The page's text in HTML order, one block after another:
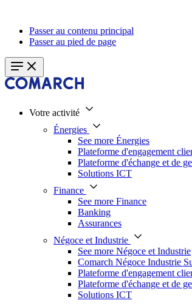
Passer au contenu principal
Passer au pied de page
Votre activité
Énergies
See more Énergies
Plateforme d'engagement
Plateforme d'échange et de
Solutions ICT
Finance
See more Finance
Banking
Assurances
Négoce et Industrie
See more Négoce et Industrie
Comarch Négoce Industrie
Plateforme d'engagement
Plateforme d'échange et de
Solutions ICT